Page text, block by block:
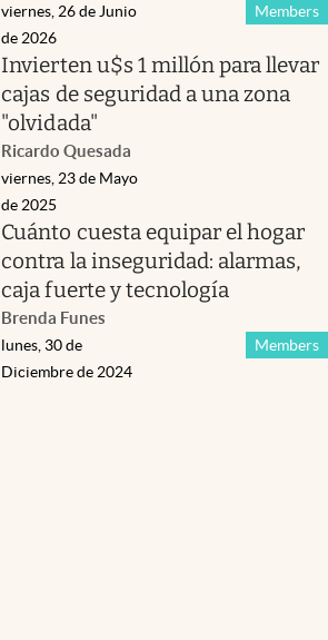
Members
viernes, 26 de Junio
de 2026
Invierten u$s 1 millón para llevar
cajas de seguridad a una zona
"olvidada"
Ricardo Quesada
viernes, 23 de Mayo
de 2025
Cuánto cuesta equipar el hogar
contra la inseguridad: alarmas,
caja fuerte y tecnología
Brenda Funes
Members
lunes, 30 de
Diciembre de 2024